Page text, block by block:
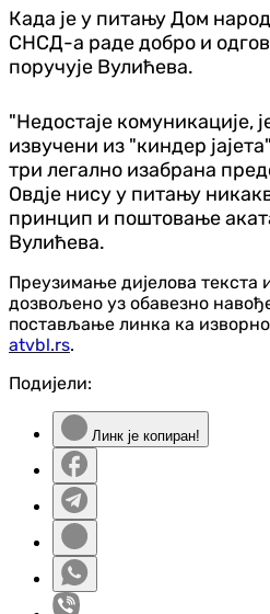
Када је у питању Дом
СНСД-а раде добро и
поручује Вулићева.
"Недостаје комуникације,
извучени из "киндер
три легално изабрана
Овдје нису у питању
принцип и поштовање
Вулићева.
Преузимање дијелова текста
дозвољено уз обавезно
постављање линка ка
atvbl.rs.
Подијели:
Линк је копиран!